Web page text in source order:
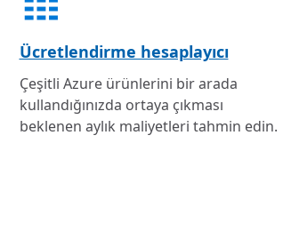
Ücretlendirme hesaplayıcı
Çeşitli Azure ürünlerini bir arada
kullandığınızda ortaya çıkması
beklenen aylık maliyetleri tahmin edin.